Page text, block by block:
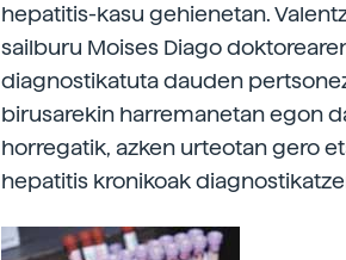
hepatitis-kasu gehienetan.
sailburu Moises Diago
diagnostikatuta dauden
birusarekin harremanetan egon
horregatik, azken urteotan gero
hepatitis kronikoak